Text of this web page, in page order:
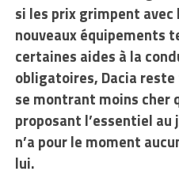
si les prix grimpent
nouveaux équipements
certaines aides à la
obligatoires, Dacia
se montrant moins cher
proposant l’essentiel
n’a pour le moment
lui.